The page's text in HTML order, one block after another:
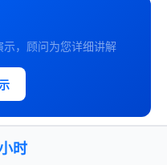
，顾问为您详细讲解
时